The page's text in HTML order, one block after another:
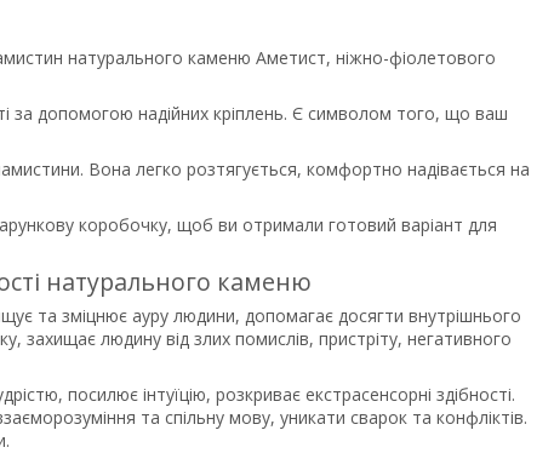
натурального каменю Аметист, ніжно-фіолетового
за допомогою надійних кріплень. Є символом того, що ваш
Вона легко розтягується, комфортно надівається на
коробочку, щоб ви отримали готовий варіант для
натурального каменю
та зміцнює ауру людини, допомагає досягти внутрішнього
захищає людину від злих помислів, пристріту, негативного
посилює інтуїцію, розкриває екстрасенсорні здібності.
та спільну мову, уникати сварок та конфліктів.